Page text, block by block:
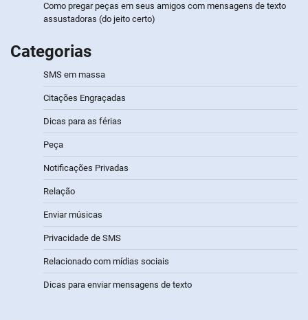
Como pregar peças em seus amigos com mensagens de texto
assustadoras (do jeito certo)
Categorias
SMS em massa
Citações Engraçadas
Dicas para as férias
Peça
Notificações Privadas
Relação
Enviar músicas
Privacidade de SMS
Relacionado com mídias sociais
Dicas para enviar mensagens de texto